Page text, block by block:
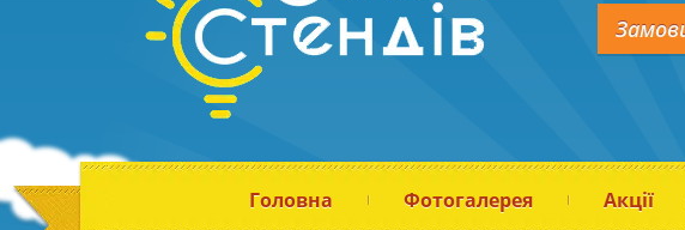
Головна Фотогалерея Акції